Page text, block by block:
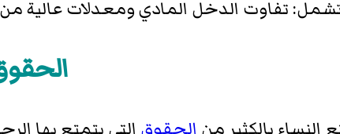
تفاوت الدخل المادي ومعدلات عالية من